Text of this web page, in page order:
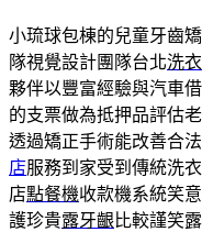
小琉球包棟的兒童牙齒
隊視覺設計團隊台北洗
夥伴以豐富經驗與汽車
的支票做為抵押品評估
透過矯正手術能改善合
店服務到家受到傳統洗
店點餐機收款機系統笑
護珍貴露牙齦比較謹笑